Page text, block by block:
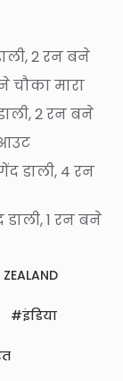
2 रन बने
चौका मारा
2 रन बने
डाली, 4 रन
1 रन बने
ZEALAND
इंडिया